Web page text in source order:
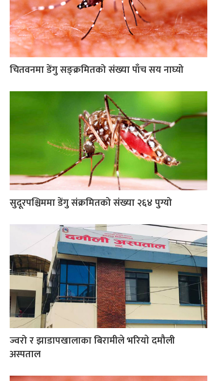
चितवनमा डेंगु सङ्क्रमितको संख्या पाँच सय नाघ्यो
सुदूरपश्चिममा डेंगु संक्रमितको संख्या २६४ पुग्यो
ज्वरो र झाडापखालाका बिरामीले भरियाे दमौली
अस्पताल